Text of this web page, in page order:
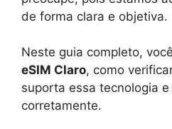
de forma clara e objetiva.
Neste guia completo,
eSIM Claro, como
suporta essa tecnologia
corretamente.